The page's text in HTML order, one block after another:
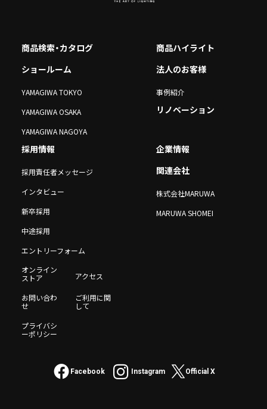
商品検索・カタログ
商品ハイライト
ショールーム
YAMAGIWA TOKYO
YAMAGIWA OSAKA
YAMAGIWA NAGOYA
法人のお客様
事例紹介
リノベーション
採用情報
採用責任者メッセージ
インタビュー
新卒採用
中途採用
エントリーフォーム
企業情報
関連会社
株式会社MARUWA
MARUWA SHOMEI
オンライン
ストア
アクセス
お問い合わ
せ
ご利用に関
して
プライバシ
ーポリシー
Facebook Instagram Official X